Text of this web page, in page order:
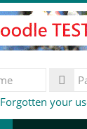
Forgotten your